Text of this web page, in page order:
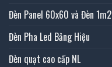
Đèn Panel 60x60 và Đèn 1m2
Đèn Pha Led Bảng Hiệu
Đèn quạt cao cấp NL